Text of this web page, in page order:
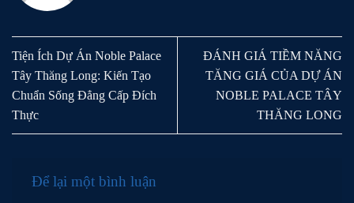
Tiện Ích Dự Án Noble Palace
Tây Thăng Long: Kiến Tạo
Chuẩn Sống Đẳng Cấp Đích
Thực
ĐÁNH GIÁ TIỀM NĂNG
TĂNG GIÁ CỦA DỰ ÁN
NOBLE PALACE TÂY
THĂNG LONG
Để lại một bình luận